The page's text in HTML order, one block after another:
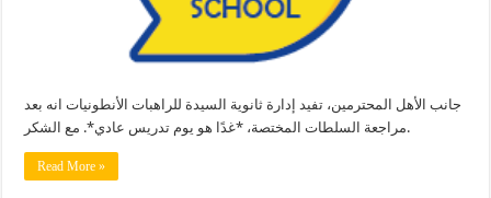
جانب الأهل المحترمين، تفيد إدارة ثانوية السيدة للراهبات الأنطونيات انه بعد
مراجعة السلطات المختصة، *غدًا هو يوم تدريس عادي*. مع الشكر.
Read More »